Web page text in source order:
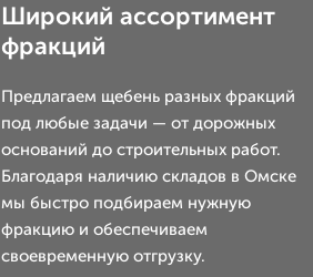
Широкий ассортимент
фракций
Предлагаем щебень разных фракций
под любые задачи — от дорожных
оснований до строительных работ.
Благодаря наличию складов в Омске
мы быстро подбираем нужную
фракцию и обеспечиваем
своевременную отгрузку.